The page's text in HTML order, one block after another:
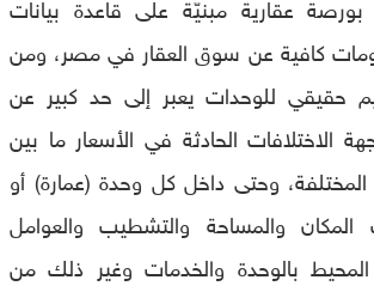
كافية عن سوق العقار في مصر، ومن
حقيقي للوحدات يعبر إلى حد كبير عن
الاختلافات الحادثة في الأسعار ما بين
المختلفة، وحتى داخل كل وحدة (عمارة) أو
المكان والمساحة والتشطيب والعوامل
المحيط بالوحدة والخدمات وغير ذلك من